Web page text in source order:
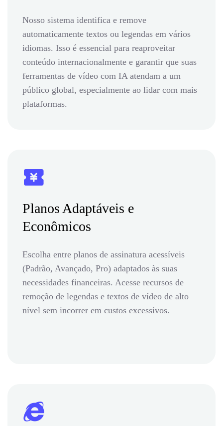
Nosso sistema identifica e remove
automaticamente textos ou legendas em vários
idiomas. Isso é essencial para reaproveitar
conteúdo internacionalmente e garantir que suas
ferramentas de vídeo com IA atendam a um
público global, especialmente ao lidar com mais
plataformas.
Planos Adaptáveis e
Econômicos
Escolha entre planos de assinatura acessíveis
(Padrão, Avançado, Pro) adaptados às suas
necessidades financeiras. Acesse recursos de
remoção de legendas e textos de vídeo de alto
nível sem incorrer em custos excessivos.